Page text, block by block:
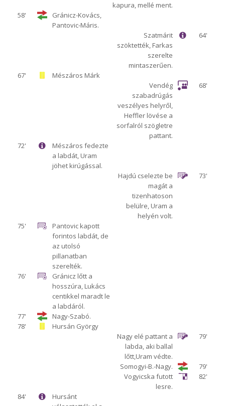
kapura, mellé ment.
58'
Gránicz-Kovács,
Pantovic-Máris.
64'
Szatmárit
szöktették, Farkas
szerelte
mintaszerűen.
67'
Mészáros Márk
68'
Vendég
szabadrúgás
veszélyes helyről,
Heffler lövése a
sorfalról szögletre
pattant.
72'
Mészáros fedezte
a labdát, Uram
jöhet kirúgással.
73'
Hajdú cselezte be
magát a
tizenhatoson
belülre, Uram a
helyén volt.
75'
Pantovic kapott
forintos labdát, de
az utolsó
pillanatban
szerelték.
76'
Gránicz lőtt a
hosszúra, Lukács
centikkel maradt le
a labdáról.
77'
Nagy-Szabó.
78'
Hursán György
79'
Nagy elé pattant a
labda, aki ballal
lőtt,Uram védte.
79'
Somogyi-B.-Nagy.
82'
Vogyicska futott
lesre.
84'
Hursánt